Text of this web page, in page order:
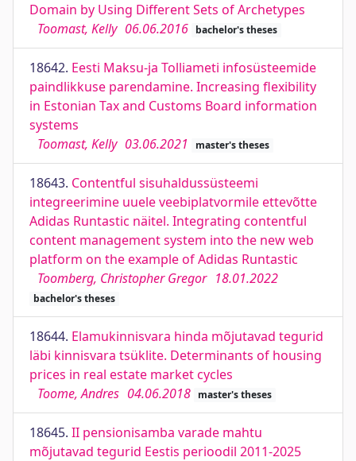
Domain by Using Different Sets of Archetypes
Toomast, Kelly 06.06.2016 bachelor's theses
18642. Eesti Maksu-ja Tolliameti infosüsteemide
paindlikkuse parendamine. Increasing flexibility
in Estonian Tax and Customs Board information
systems
Toomast, Kelly 03.06.2021 master's theses
18643. Contentful sisuhaldussüsteemi
integreerimine uuele veebiplatvormile ettevõtte
Adidas Runtastic näitel. Integrating contentful
content management system into the new web
platform on the example of Adidas Runtastic
Toomberg, Christopher Gregor 18.01.2022
bachelor's theses
18644. Elamukinnisvara hinda mõjutavad tegurid
läbi kinnisvara tsüklite. Determinants of housing
prices in real estate market cycles
Toome, Andres 04.06.2018 master's theses
18645. II pensionisamba varade mahtu
mõjutavad tegurid Eestis perioodil 2011-2025